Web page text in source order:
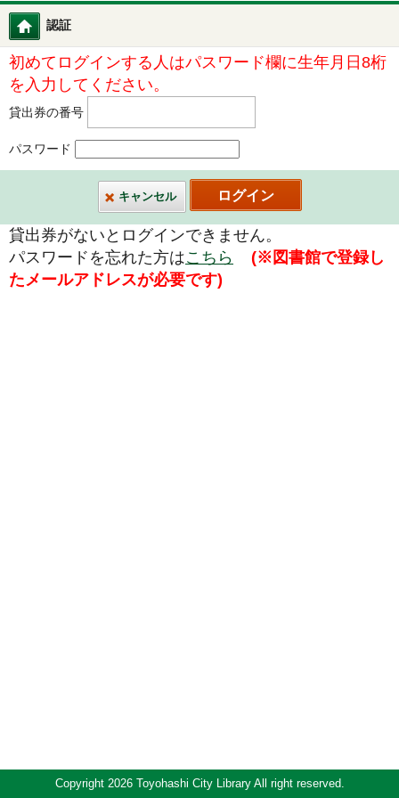
認証
図書館ホーム
初めてログインする人はパスワード欄に生年月日8桁
を入力してください。
貸出券の番号
パスワード
キャンセル
貸出券がないとログインできません。
パスワードを忘れた方はこちら
(※図書館で登録し
たメールアドレスが必要です)
Copyright 2026 Toyohashi City Library All right reserved.